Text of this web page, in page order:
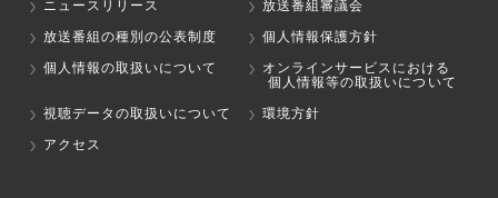
ニュースリリース
放送番組審議会
放送番組の種別の公表制度
個人情報保護方針
個人情報の取扱いについて
オンラインサービスにおける
個人情報等の取扱いについて
視聴データの取扱いについて
環境方針
アクセス